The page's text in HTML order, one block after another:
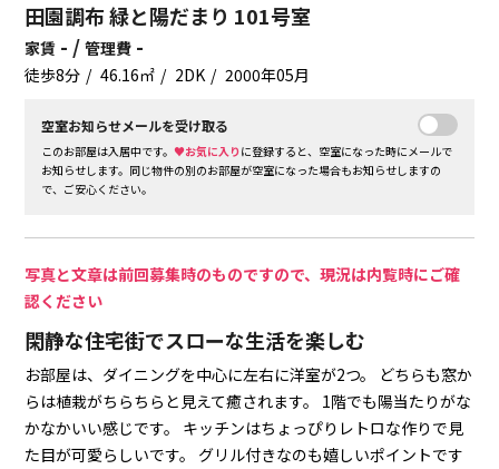
田園調布 緑と陽だまり 101号室
家賃 - /管理費 -
徒歩8分 46.16㎡ 2DK 2000年05月
空室お知らせメールを受け取る
このお部屋は入居中です。♥お気に入り に登録すると、空室になった時にメールで
お知らせします。同じ物件の別のお部屋が空室になった場合もお知らせしますの
で、ご安心ください。
写真と文章は前回募集時のものですので、現況は内覧時にご確
認ください
閑静な住宅街でスローな生活を楽しむ
お部屋は、ダイニングを中心に左右に洋室が2つ。
どちらも窓か
らは植栽がちらちらと見えて癒されます。
1階でも陽当たりがな
かなかいい感じです。
キッチンはちょっぴりレトロな作りで見
た目が可愛らしいです。
グリル付きなのも嬉しいポイントです